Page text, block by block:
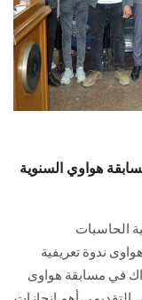
هواوي السنوية
الحاسبات
ندوة تعريفية
في مسابقة هواوى